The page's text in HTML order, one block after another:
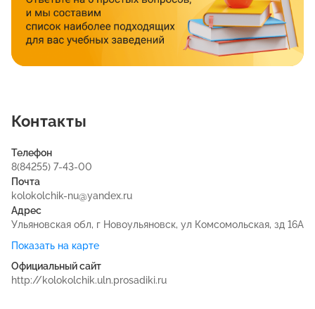
Контакты
Телефон
8(84255) 7-43-00
Почта
kolokolchik-nu@yandex.ru
Адрес
Ульяновская обл, г Новоульяновск, ул Комсомольская, зд 16А
Показать на карте
Официальный сайт
http://kolokolchik.uln.prosadiki.ru